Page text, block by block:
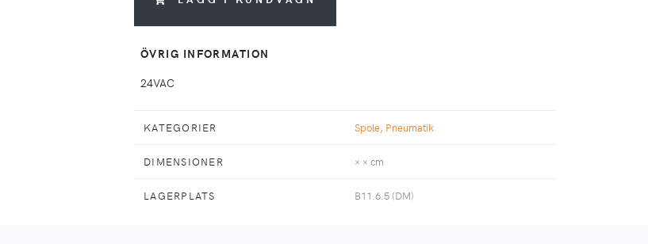
ÖVRIG INFORMATION
24VAC
KATEGORIER Spole, Pneumatik
DIMENSIONER × × cm
LAGERPLATS B11.6.5 (DM)